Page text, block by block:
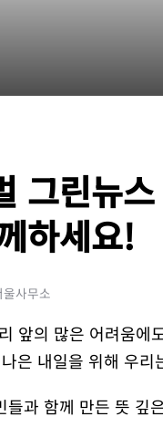
그린뉴
하세요!
사무소
앞의 많은 어려움에
은 내일을 위해 우
들과 함께 만든 뜻 깊